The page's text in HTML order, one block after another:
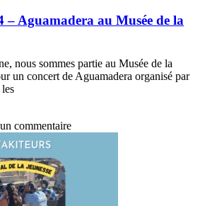
Aguamadera au Musée de la
nous sommes partie au Musée de la
un concert de Aguamadera organisé par
commentaire